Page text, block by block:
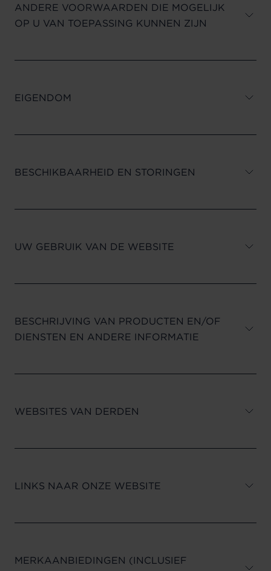
ANDERE VOORWAARDEN DIE MOGELIJK
OP U VAN TOEPASSING KUNNEN ZIJN
EIGENDOM
BESCHIKBAARHEID EN STORINGEN
UW GEBRUIK VAN DE WEBSITE
BESCHRIJVING VAN PRODUCTEN EN/OF
DIENSTEN EN ANDERE INFORMATIE
WEBSITES VAN DERDEN
LINKS NAAR ONZE WEBSITE
MERKAANBIEDINGEN (INCLUSIEF